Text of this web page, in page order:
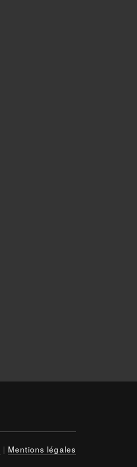
| Mentions légales